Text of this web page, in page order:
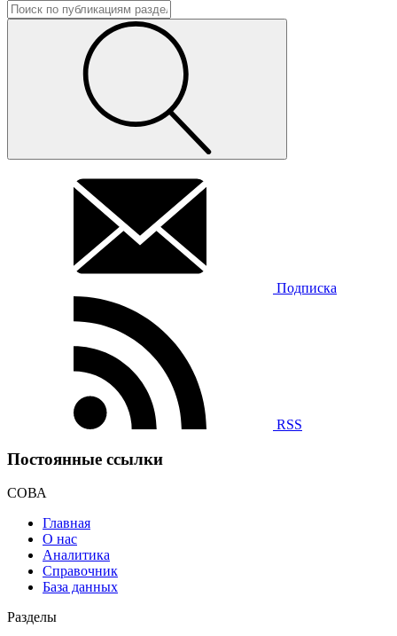
Подписка
RSS
Постоянные ссылки
СОВА
Главная
О нас
Аналитика
Справочник
База данных
Разделы